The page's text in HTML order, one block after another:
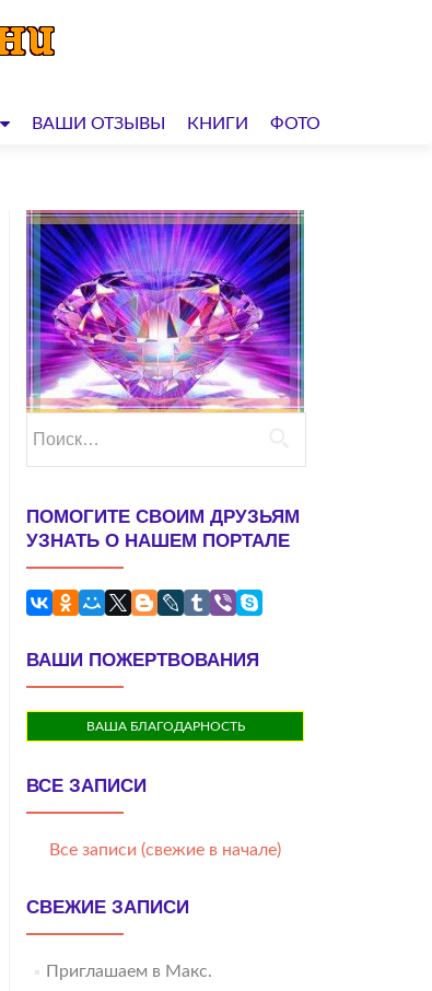
ВАШИ ОТЗЫВЫ КНИГИ ФОТО
ПОМОГИТЕ СВОИМ ДРУЗЬЯМ
УЗНАТЬ О НАШЕМ ПОРТАЛЕ
ВАШИ ПОЖЕРТВОВАНИЯ
ВАША БЛАГОДАРНОСТЬ
ВСЕ ЗАПИСИ
Все записи (свежие в начале)
СВЕЖИЕ ЗАПИСИ
Приглашаем в Макс.